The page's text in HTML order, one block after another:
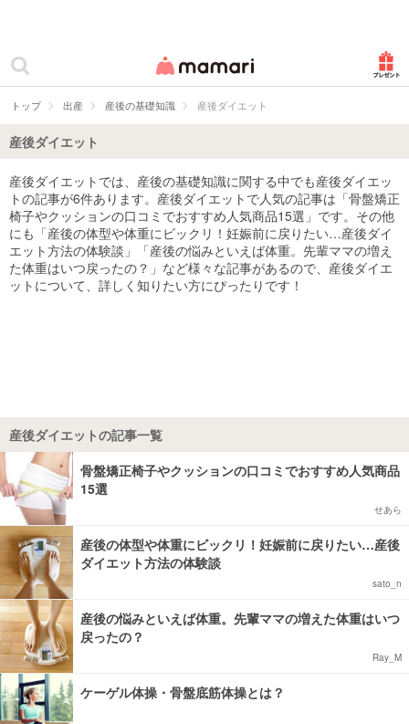
ママリ
カテゴリー一覧
妊娠
赤ちゃん・育児
子育て・家族
病院
マネー
トレンド・イベント
トップ 出産 産後の基礎知識 産後ダイエット
産後ダイエット
産後ダイエットでは、産後の基礎知識に関する中でも産後ダイエッ
トの記事が6件あります。産後ダイエットで人気の記事は「骨盤矯正
椅子やクッションの口コミでおすすめ人気商品15選」です。その他
にも「産後の体型や体重にビックリ！妊娠前に戻りたい…産後ダイ
エット方法の体験談」「産後の悩みといえば体重。先輩ママの増え
た体重はいつ戻ったの？」など様々な記事があるので、産後ダイエ
ットについて、詳しく知りたい方にぴったりです！
産後ダイエットの記事一覧
骨盤矯正椅子やクッションの口コミでおすすめ人気商品
15選
せあら
産後の体型や体重にビックリ！妊娠前に戻りたい…産後
ダイエット方法の体験談
sato_n
産後の悩みといえば体重。先輩ママの増えた体重はいつ
戻ったの？
Ray_M
ケーゲル体操・骨盤底筋体操とは？